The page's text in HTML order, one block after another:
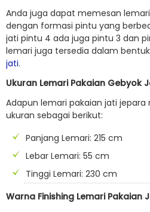
Anda juga dapat memesan
dengan formasi pintu yang
jati pintu 4 ada juga pintu 3 dan
lemari juga tersedia dalam bentuk
jati.
Ukuran Lemari Pakaian Gebyok
Adapun lemari pakaian jati
ukuran sebagai berikut:
Panjang Lemari: 215 cm
Lebar Lemari: 55 cm
Tinggi Lemari: 230 cm
Warna Finishing Lemari Pakaian